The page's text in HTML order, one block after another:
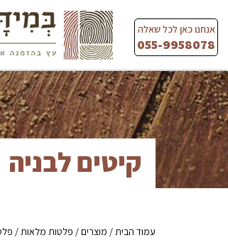
content
אנחנו כאן לכל שאלה
055-9958078
קיטים לבניה
עמוד הבית/ מוצרים/ פלטות מלאות/ פלטת